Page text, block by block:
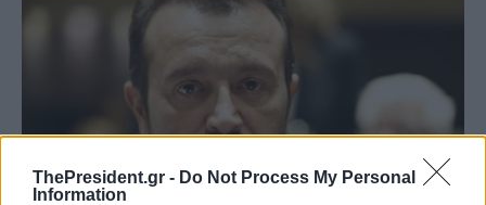
ThePresident.gr - Do Not Process My Personal
Information